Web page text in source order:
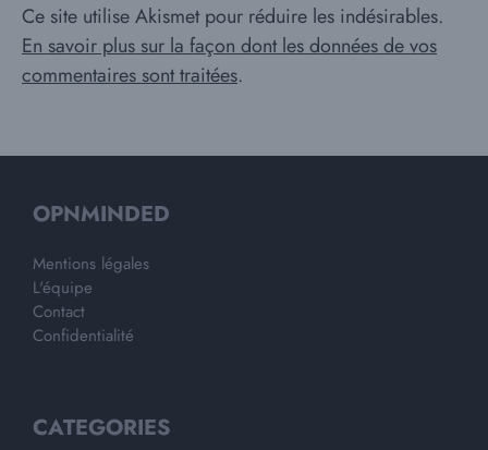
Ce site utilise Akismet pour réduire les indésirables.
En savoir plus sur la façon dont les données de vos
commentaires sont traitées.
OPNMINDED
Mentions légales
L'équipe
Contact
Confidentialité
CATEGORIES